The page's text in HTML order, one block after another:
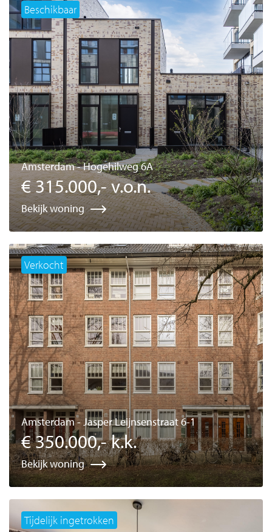
Beschikbaar
Amsterdam - Hogehilweg 6A
€ 315.000,- v.o.n.
Bekijk woning
Verkocht
Amsterdam - Jasper Leijnsenstraat 6-1
€ 350.000,- k.k.
Bekijk woning
Tijdelijk ingetrokken